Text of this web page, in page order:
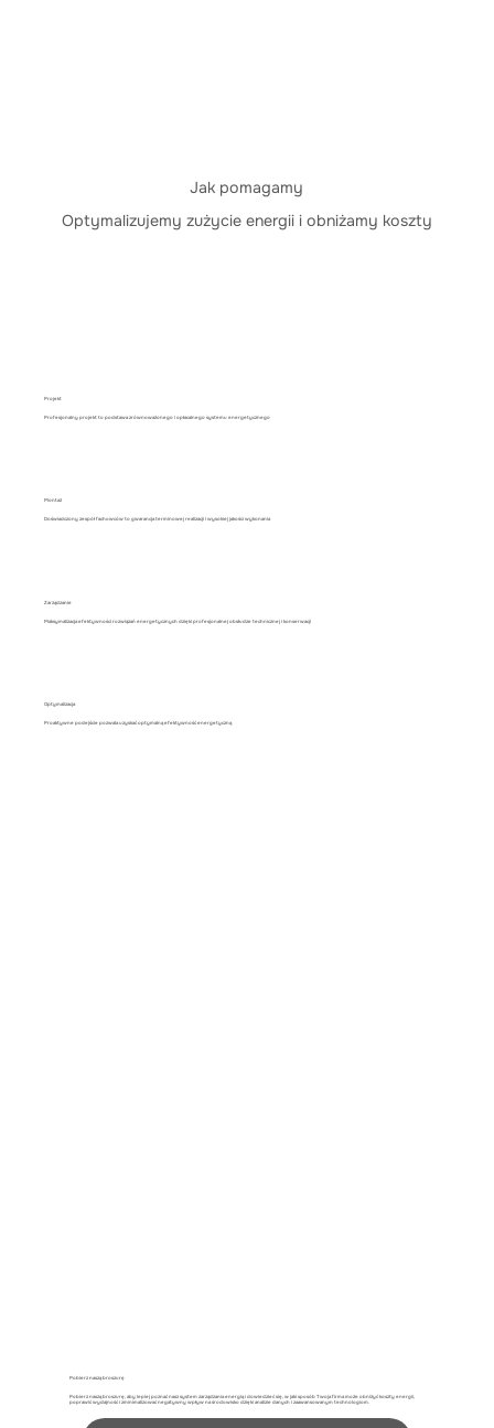
Jak pomagamy
Optymalizujemy zużycie energii i obniżamy koszty
Projekt
Profesjonalny projekt to podstawa zrównoważonego i opłacalnego systemu energetycznego
Montaż
Doświadczony zespół fachowców to gwarancja terminowej realizacji i wysokiej jakości wykonania
Zarządzanie
Maksymalizacja efektywności rozwiązań energetycznych dzięki profesjonalnej obsłudze technicznej i konserwacji
Optymalizacja
Proaktywne podejście pozwala uzyskać optymalną efektywność energetyczną
Pobierz naszą broszurę
Pobierz naszą broszurę, aby lepiej poznać nasz system zarządzania energią i dowiedzieć się, w jaki sposób Twoja firma może obniżyć koszty energii,
poprawić wydajność i zminimalizować negatywny wpływ na środowisko dzięki analizie danych i zaawansowanym technologiom.